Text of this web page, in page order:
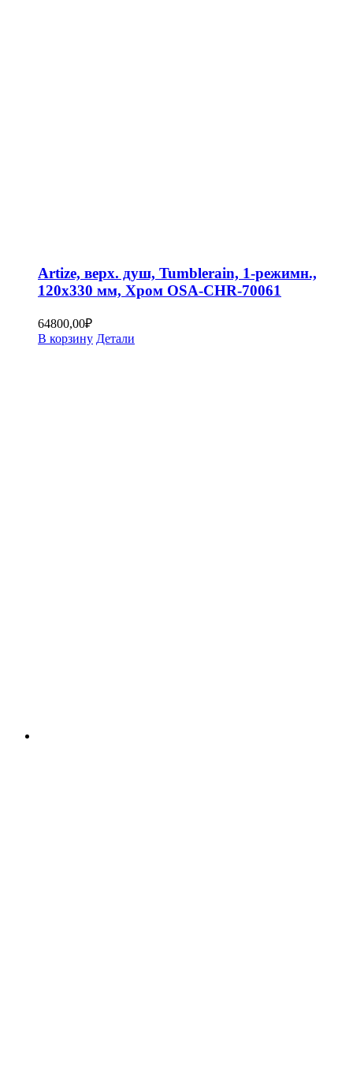
Artize, верх. душ, Tumblerain, 1-режимн.,
120х330 мм, Хром OSA-CHR-70061
64800,00₽
В корзину Детали